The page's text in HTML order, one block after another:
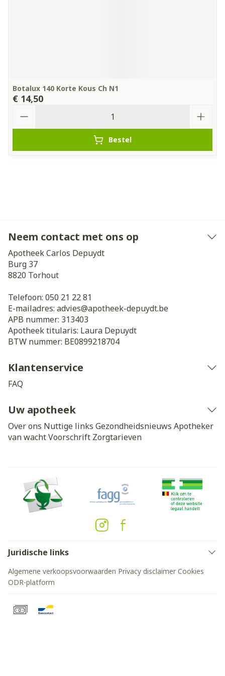
Botalux 140 Korte Kous Ch N1
€ 14,50
Bestel
Neem contact met ons op
Apotheek Carlos Depuydt
Burg 37
8820 Torhout
Telefoon: 050 21 22 81
E-mailadres: advies@apotheek-depuydt.be
APB nummer: 313403
Apotheek titularis: Laura Depuydt
BTW nummer: BE0899218704
Klantenservice
FAQ
Uw apotheek
Over ons Nuttige links Gezondheidsnieuws Apotheker
van wachtVoorschrift Zorgtarieven
Juridische links
Algemene verkoopsvoorwaarden Privacy disclaimer Cookies
ODR-platform